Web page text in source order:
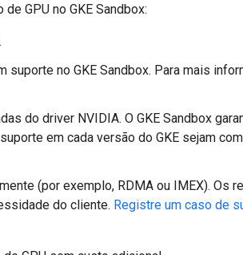
GPU no GKE Sandbox:
suporte no GKE Sandbox. Para mais
do driver NVIDIA. O GKE Sandbox
em cada versão do GKE sejam
(por exemplo, RDMA ou IMEX). Os
do cliente. Registre um caso de